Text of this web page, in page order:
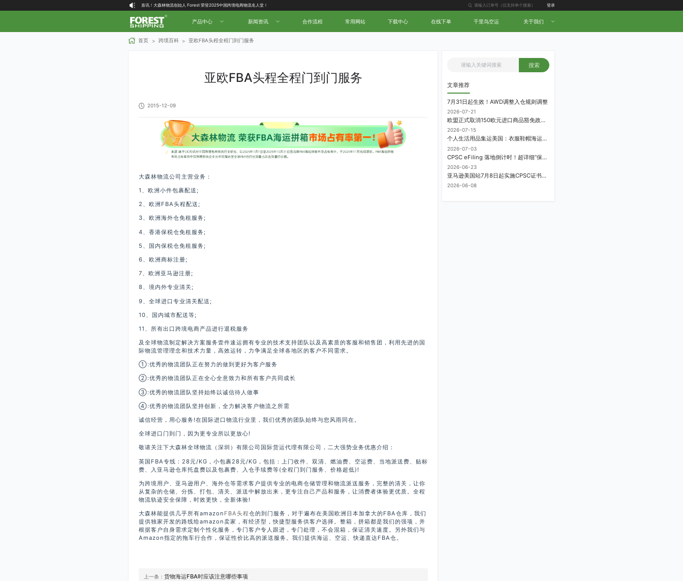
喜讯！大森林物流创始人 Forest 荣登2025中国跨境电商物流名人堂！
大森林全球物流国内（自营仓）收货地址
大森林16周年庆福利就位，超多好礼等你拿！
登录
产品中心 新闻资讯 合作流程 常用网站 下载中心 在线下单 千里鸟空运 关于我们
首页 > 跨境百科 > 亚欧FBA头程全程门到门服务
亚欧FBA头程全程门到门服务
2015-12-09
大森林物流公司主营业务：
1、欧洲小件包裹配送;
2、欧洲FBA头程配送;
3、欧洲海外仓免租服务;
4、香港保税仓免租服务;
5、国内保税仓免租服务;
6、欧洲商标注册;
7、欧洲亚马逊注册;
8、境内外专业清关;
9、全球进口专业清关配送;
10、国内城市配送等;
11、所有出口跨境电商产品进行退税服务
及全球物流制定解决方案服务壹件速运拥有专业的技术支持团队以及高素质的客服和销售团，利用先进的国
际物流管理理念和技术力量，高效运转，力争满足全球各地区的客户不同需求。
①:优秀的物流团队正在努力的做到更好为客户服务
②:优秀的物流团队正在全心全意致力和所有客户共同成长
③:优秀的物流团队坚持始终以诚信待人做事
④:优秀的物流团队坚持创新，全力解决客户物流之所需
诚信经营，用心服务!在国际进口物流行业里，我们优秀的团队始终与您风雨同在。
全球进口门到门，因为更专业所以更放心!
敬请关注下大森林全球物流（深圳）有限公司国际货运代理有限公司，二大强势业务优惠介绍：
英国FBA专线：28元/KG，小包裹28元/KG，包括：上门收件、双清、燃油费、空运费、当地派送费、贴标
费、入亚马逊仓库托盘费以及包裹费、入仓手续费等(全程门到门服务、价格超低)!
为跨境用户、亚马逊用户、海外仓等需求客户提供专业的电商仓储管理和物流派送服务，完整的清关，让你
从复杂的仓储、分拣、打包、清关、派送中解放出来，更专注自己产品和服务，让消费者体验更优质。全程
物流轨迹安全保障，时效更快，全新体验!
大森林能提供几乎所有amazon FBA头程仓的到门服务，对于遍布在美国欧洲日本加拿大的FBA仓库，我们
提供独家开发的路线给amazon卖家，有经济型，快捷型服务供客户选择。整箱，拼箱都是我们的强项，并
根据客户自身需求定制个性化服务，专门客户专人跟进，专门处理，不会混箱，保证清关速度。另外我们与
Amazon指定的拖车行合作，保证性价比高的派送服务。我们提供海运、空运、快递直达FBA仓。
上一条：货物海运FBA时应该注意哪些事项
搜索
文章推荐
7月31日起生效！AWD调整入仓规则调整
2026-07-21
欧盟正式取消150欧元进口商品豁免政策，每件加征3欧元进口关税
2026-07-15
个人生活用品集运美国：衣服鞋帽海运计费方式
2026-07-03
CPSC eFiling 落地倒计时！超详细“保姆级”实操指南来了！
2026-06-23
亚马逊美国站7月8日起实施CPSC证书电子申报要求，FBA受管制商品需提前申报
2026-06-08